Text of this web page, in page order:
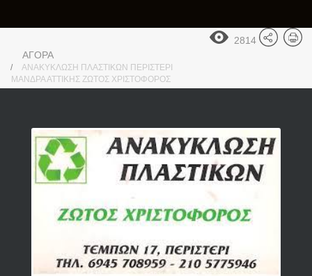
2814
ΑΓΟΡΑ
ΑΝΑΚΥΚΛΩΣΗ ΠΛΑΣΤΙΚΩΝ ΠΕΡΙΣΤΕΡΙ
ΜΑΝΔΡΑ ΑΤΤΙΚΗΣ ΖΩΤΟΣ ΧΡΙΣΤΟΦΟΡΟΣ